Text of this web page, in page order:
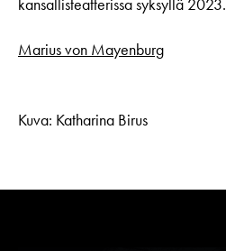
kansallisteatterissa syksyllä 2023.
Marius von Mayenburg
Kuva: Katharina Birus